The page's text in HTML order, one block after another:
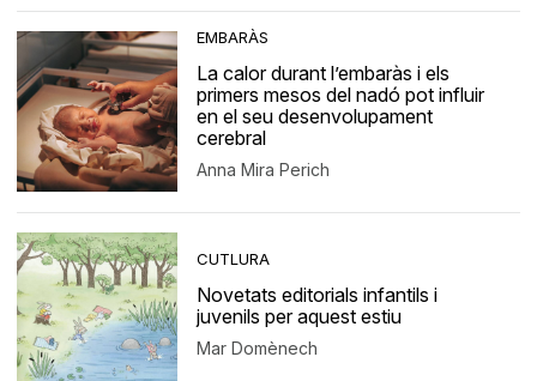
EMBARÀS
La calor durant l’embaràs i els
primers mesos del nadó pot influir
en el seu desenvolupament
cerebral
Anna Mira Perich
CUTLURA
Novetats editorials infantils i
juvenils per aquest estiu
Mar Domènech